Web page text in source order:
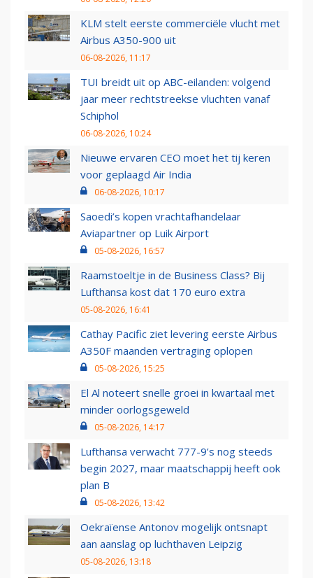
KLM stelt eerste commerciële vlucht met
Airbus A350-900 uit
06-08-2026, 11:17
TUI breidt uit op ABC-eilanden: volgend
jaar meer rechtstreekse vluchten vanaf
Schiphol
06-08-2026, 10:24
Nieuwe ervaren CEO moet het tij keren
voor geplaagd Air India
06-08-2026, 10:17
Saoedi’s kopen vrachtafhandelaar
Aviapartner op Luik Airport
05-08-2026, 16:57
Raamstoeltje in de Business Class? Bij
Lufthansa kost dat 170 euro extra
05-08-2026, 16:41
Cathay Pacific ziet levering eerste Airbus
A350F maanden vertraging oplopen
05-08-2026, 15:25
El Al noteert snelle groei in kwartaal met
minder oorlogsgeweld
05-08-2026, 14:17
Lufthansa verwacht 777-9’s nog steeds
begin 2027, maar maatschappij heeft ook
plan B
05-08-2026, 13:42
Oekraïense Antonov mogelijk ontsnapt
aan aanslag op luchthaven Leipzig
05-08-2026, 13:18